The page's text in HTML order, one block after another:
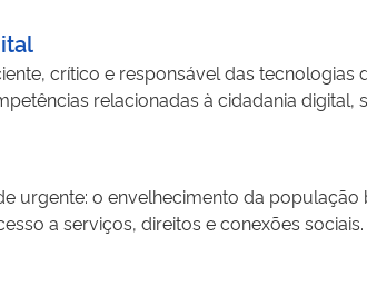
crítico sobre o consumo de
a desinformação e fortalecer o
e promover transformação social.
crítico e responsável das tecnologias
relacionadas à cidadania digital,
envolvidos está a comissão “OAB
legislação digital, responsabilidade
e preparados para atuar no ambiente
informações.
urgente: o envelhecimento da população
a serviços, direitos e conexões